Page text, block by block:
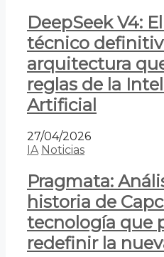
DeepSeek V4:
técnico
arquitectura
reglas de la
Artificial
27/04/2026
IA Noticias
Pragmata:
historia de
tecnología que
redefinir la